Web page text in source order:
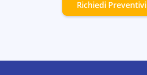
Richiedi Preventivi